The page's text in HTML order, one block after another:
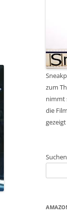
zum
nimmt
die
Suchen